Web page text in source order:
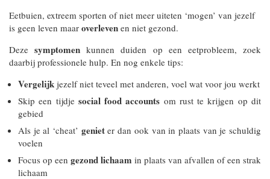
Eetbuien, extreem sporten of niet meer uiteten ‘mogen’ van jezelf
is geen leven maar overleven en niet gezond.
Dezesymptomen kunnen duiden op een eetprobleem, zoek
daarbij professionele hulp. En nog enkele tips:
Vergelijk jezelf niet teveel met anderen, voel wat voor jou werkt
Skip een tijdje social food accounts om rust te krijgen op dit
gebied
Als je al ‘cheat’ genieter dan ook van in plaats van je schuldig
voelen
Focus op een gezond lichaam in plaats van afvallen of een strak
lichaam